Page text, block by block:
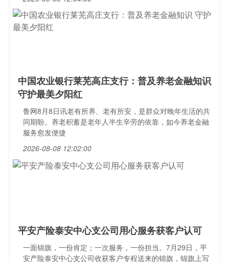
中国农业银行莱芜高庄支行：普及养老金融知识
守护最美夕阳红
鲁网8月8日讯老有所养、老有所安，是群众对晚年生活的共
同期盼。养老积蓄是老年人半生辛劳的依靠，如今养老金融
服务愈发便捷
2026-08-08 12:02:00
平安产险泰安中心支公司用心服务获客户认可
一面锦旗，一份肯定；一次服务，一份担当。7月29日，平
安产险泰安中心支公司收获客户专程送来的锦旗，锦旗上写